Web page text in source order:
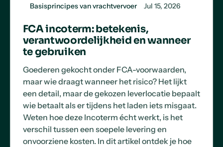
Basisprincipes van vrachtvervoer Jul 15, 2026
FCA incoterm: betekenis,
verantwoordelijkheid en wanneer
te gebruiken
Goederen gekocht onder FCA-voorwaarden,
maar wie draagt wanneer het risico? Het lijkt
een detail, maar de gekozen leverlocatie bepaalt
wie betaalt als er tijdens het laden iets misgaat.
Weten hoe deze Incoterm écht werkt, is het
verschil tussen een soepele levering en
onvoorziene kosten. In dit artikel ontdek je hoe